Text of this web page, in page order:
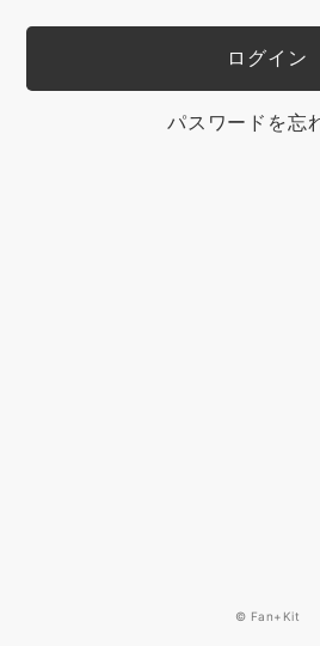
パスワードを忘
© Fan+Kit